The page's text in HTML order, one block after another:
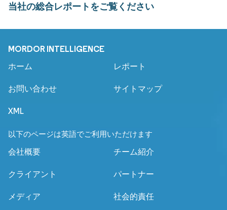
当社の総合レポートをご覧ください
MORDOR INTELLIGENCE
ホーム レポート
お問い合わせ サイトマップ
XML
以下のページは英語でご利用いただけます
会社概要 チーム紹介
クライアント パートナー
メディア 社会的責任